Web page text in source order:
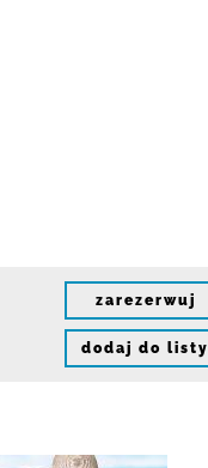
zarezerwuj
dodaj do listy